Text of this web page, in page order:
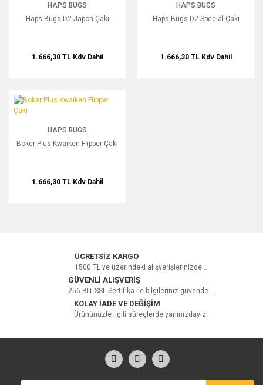
HAPS BUGS
Haps Bugs D2 Japon Çakı
1.666,30 TL Kdv Dahil
HAPS BUGS
Haps Bugs D2 Special Çakı
1.666,30 TL Kdv Dahil
Boker Plus Kwaiken Flipper Çakı
HAPS BUGS
Boker Plus Kwaiken Flipper Çakı
1.666,30 TL Kdv Dahil
ÜCRETSİZ KARGO
1500 TL ve üzerindeki alışverişlerinizde...
GÜVENLİ ALIŞVERİŞ
256 BIT SSL Sertifika ile bilgileriniz güvende...
KOLAY İADE VE DEĞİŞİM
Ürününüzle ilgili süreçlerde yanınızdayız.